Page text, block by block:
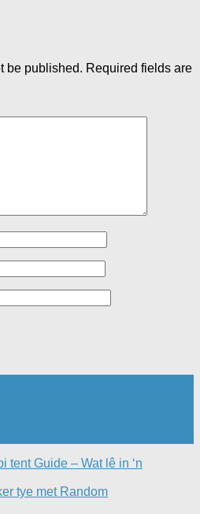
be published. Required fields are
tent Guide – Wat lê in ‘n
tye met Random